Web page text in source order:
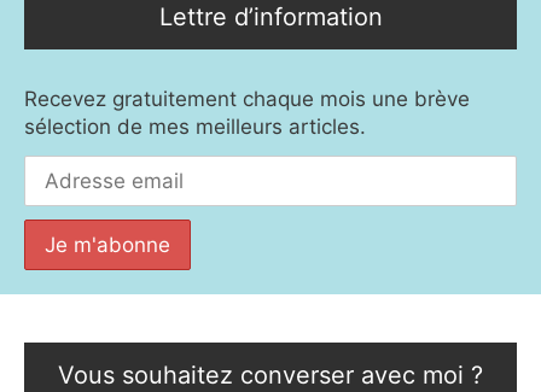
Lettre d’information
Recevez gratuitement chaque mois une brève
sélection de mes meilleurs articles.
Vous souhaitez converser avec moi ?